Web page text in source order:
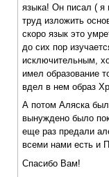
языка! Он писал ( я
труд изложить
скоро язык это
до сих пор
исключительным,
имел образование
вдел в нем образ
А потом Аляска
вынуждено было
еще раз предали
всеми нами есть и
Спасибо Вам!